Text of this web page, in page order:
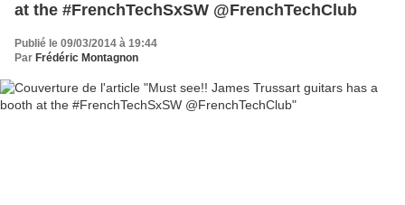
at the #FrenchTechSxSW @FrenchTechClub
Publié le 09/03/2014 à 19:44
Par Frédéric Montagnon